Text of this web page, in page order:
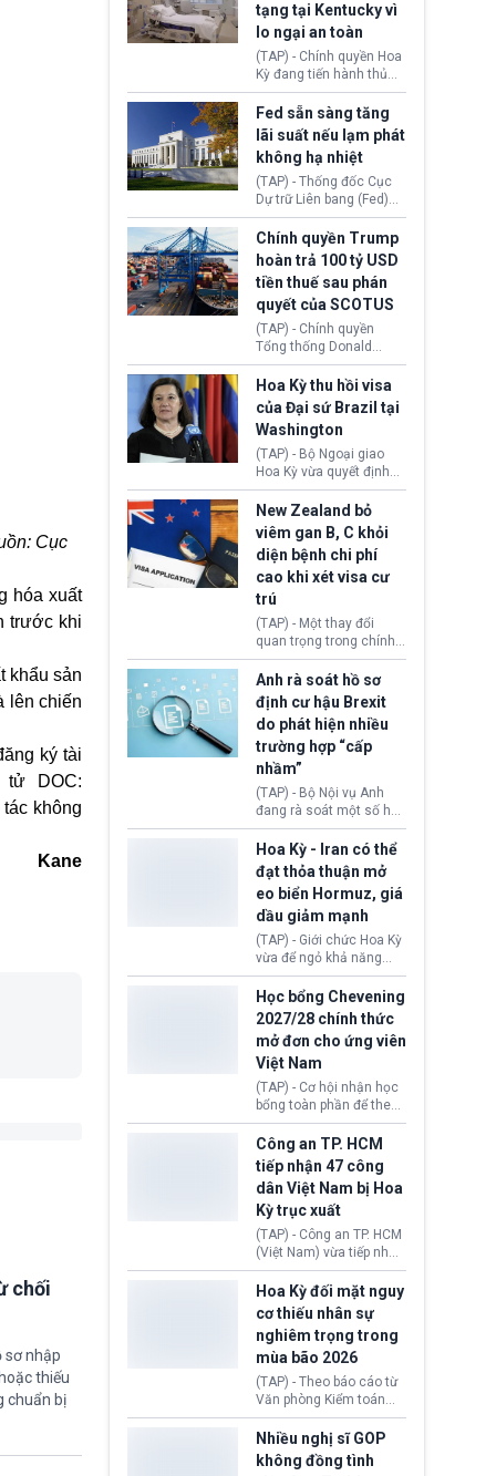
Cục
hóa xuất
trước khi
khẩu sản
lên chiến
ký tài
tử DOC:
không
Kane
chối
sơ nhập
thiếu
chuẩn bị
buộc dùng sức ép tài
chính để đổi lấy sự ủng
chính trị từ Liên đoàn
Bóng đá Jordan. Trước
áp lực dồn dập, FIFA phải
tổ chức cuộc họp khẩn ở
Morocco.
tạng tại Kentucky vì
lo ngại an toàn
(TAP) - Chính quyền Hoa
Kỳ đang tiến hành thủ
tục thu hồi chứng nhận
hoạt động của tổ chức
hiến tạng Network for
Hope (bang Kentucky).
Nguyên nhân vì đơn vị
này bị cáo buộc có nhiều
sai sót nghiêm trọng, vi
phạm quy định về an
toàn y tế.
Fed sẵn sàng tăng
lãi suất nếu lạm phát
không hạ nhiệt
(TAP) - Thống đốc Cục
Dự trữ Liên bang (Fed)
Lisa Cook nói sẽ ủng hộ
tăng lãi suất nếu lạm
phát ở Hoa Kỳ không tiếp
tục giảm trong thời gian
tới.
Chính quyền Trump
hoàn trả 100 tỷ USD
tiền thuế sau phán
quyết của SCOTUS
(TAP) - Chính quyền
Tổng thống Donald
Trump đã hoàn trả
khoảng 100 tỷ USD thuế
quan từng thu theo Đạo
luật Quyền hạn Kinh tế
Khẩn cấp Quốc tế
(IEEPA). Động thái này
diễn ra sau phán quyết
hồi tháng 2 bởi Tòa án
Tối cao Hoa Kỳ
(SCOTUS) khi tuyên bố,
việc áp thuế diện rộng là
hoàn toàn bất hợp pháp.
Hoa Kỳ thu hồi visa
của Đại sứ Brazil tại
Washington
(TAP) - Bộ Ngoại giao
Hoa Kỳ vừa quyết định
thu hồi thị thực (visa)
của bà Maria Luiza
Ribeiro Viotti - Đại sứ
Brazil tại Washington.
Động thái trên diễn ra
trong bối cảnh tranh
chấp ngoại giao giữa
chính quyền Tổng thống
Donald Trump và chính
phủ cánh tả Tổng thống
da Silva đang leo thang
gay gắt.
New Zealand bỏ
viêm gan B, C khỏi
diện bệnh chi phí
cao khi xét visa cư
trú
(TAP) - Một thay đổi
quan trọng trong chính
sách nhập cư của New
Zealand đang mở ra
thêm cơ hội cho nhiều
người muốn định cư. Từ
nay, người mắc viêm
gan B hoặc viêm gan C
sẽ không còn bị mặc
định không đáp ứng tiêu
chuẩn sức khỏe chỉ vì
chi phí điều trị khi nộp hồ
Anh rà soát hồ sơ
định cư hậu Brexit
do phát hiện nhiều
trường hợp “cấp
nhầm”
(TAP) - Bộ Nội vụ Anh
đang rà soát một số hồ
sơ thuộc Chương trình
Định cư EU (EU
Settlement Scheme -
EUSS) sau khi xác định
có trường hợp được cấp
quy chế cư trú hậu
Brexit “do nhầm lẫn”.
Động thái này làm dấy
lên lo ngại về việc thực
thi Thỏa thuận Rút khỏi
Liên minh châu Âu
(Withdrawal
Agreement).
Hoa Kỳ - Iran có thể
đạt thỏa thuận mở
eo biển Hormuz, giá
dầu giảm mạnh
(TAP) - Giới chức Hoa Kỳ
vừa để ngỏ khả năng
sớm đạt thỏa thuận với
Iran nhằm mở lại eo biển
Hormuz, mở đường cho
việc khôi phục hoạt
động hàng hải. Những
tín hiệu ngoại giao tích
cực này lập tức tác động
đến thị trường năng
lượng, kéo giá dầu thế
giới lùi sâu xuống dưới
mức 80 USD/thùng.
Học bổng Chevening
2027/28 chính thức
mở đơn cho ứng viên
Việt Nam
(TAP) - Cơ hội nhận học
bổng toàn phần để theo
học chương trình thạc sĩ
tại Vương quốc Anh đã
chính thức quay trở lại.
Học bổng Chevening
2027/28 của Chính phủ
Anh vừa mở cổng ứng
tuyển dành riêng ứng
viên Việt Nam, hỗ trợ
toàn bộ chi phí học tập
cùng nhiều quyền lợi
trong suốt một năm
học.
Công an TP. HCM
tiếp nhận 47 công
dân Việt Nam bị Hoa
Kỳ trục xuất
(TAP) - Công an TP. HCM
(Việt Nam) vừa tiếp nhận
47 công dân Việt Nam bị
Hoa Kỳ trục xuất về
nước. Đây là đợt có số
lượng lớn nhất từ đầu
năm 2026 đến nay, phản
ánh xu hướng gia tăng
các trường hợp trục
xuất.
Hoa Kỳ đối mặt nguy
cơ thiếu nhân sự
nghiêm trọng trong
mùa bão 2026
(TAP) - Theo báo cáo từ
Văn phòng Kiểm toán
Chính phủ (GAO), Cơ
quan Quản lý Khẩn cấp
Liên bang (FEMA) thuộc
Bộ An ninh Nội địa Hoa
Nhiều nghị sĩ GOP
không đồng tình